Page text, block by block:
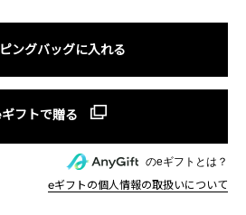
ングバッグに入れる
のeギフトとは？
eギフトの個人情報の取扱いについて